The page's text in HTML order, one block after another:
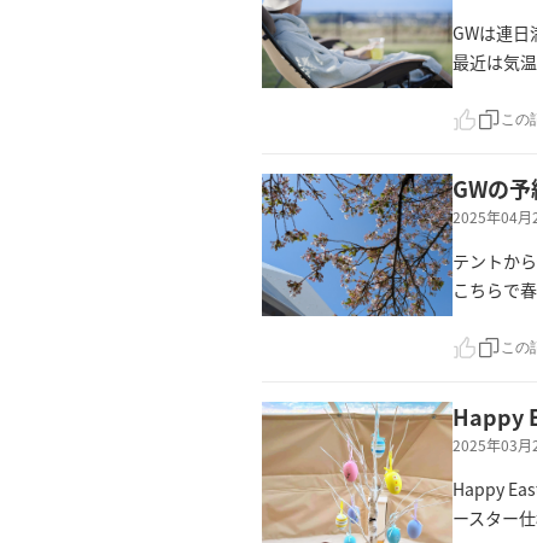
GWは連日
最近は気
この
GWの
2025年04月
テントか
こちらで
この
Happy
2025年03月
Happy
ースター